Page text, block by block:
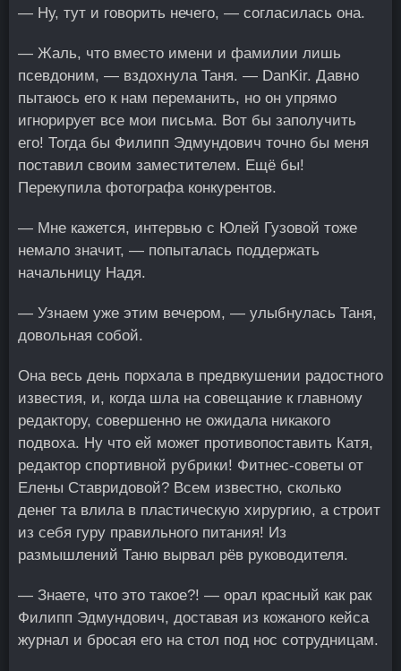
— Ну, тут и говорить нечего, — согласилась она.
— Жаль, что вместо имени и фамилии лишь
псевдоним, — вздохнула Таня. — DanKir. Давно
пытаюсь его к нам переманить, но он упрямо
игнорирует все мои письма. Вот бы заполучить
его! Тогда бы Филипп Эдмундович точно бы меня
поставил своим заместителем. Ещё бы!
Перекупила фотографа конкурентов.
— Мне кажется, интервью с Юлей Гузовой тоже
немало значит, — попыталась поддержать
начальницу Надя.
— Узнаем уже этим вечером, — улыбнулась Таня,
довольная собой.
Она весь день порхала в предвкушении радостного
известия, и, когда шла на совещание к главному
редактору, совершенно не ожидала никакого
подвоха. Ну что ей может противопоставить Катя,
редактор спортивной рубрики! Фитнес-советы от
Елены Ставридовой? Всем известно, сколько
денег та влила в пластическую хирургию, а строит
из себя гуру правильного питания! Из
размышлений Таню вырвал рёв руководителя.
— Знаете, что это такое?! — орал красный как рак
Филипп Эдмундович, доставая из кожаного кейса
журнал и бросая его на стол под нос сотрудницам.